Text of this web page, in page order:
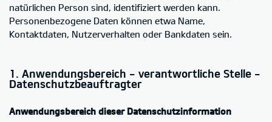
natürlichen Person sind, identifiziert werden kann.
Personenbezogene Daten können etwa Name,
Kontaktdaten, Nutzerverhalten oder Bankdaten sein.
1. Anwendungsbereich - verantwortliche Stelle -
Datenschutzbeauftragter
Anwendungsbereich dieser Datenschutzinformation